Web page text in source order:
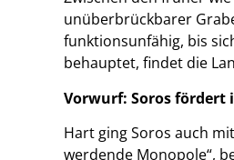
unüberbrückbarer
funktionsunfähig, bis
behauptet, findet die
Vorwurf: Soros fördert
Hart ging Soros auch
werdende Monopole“,